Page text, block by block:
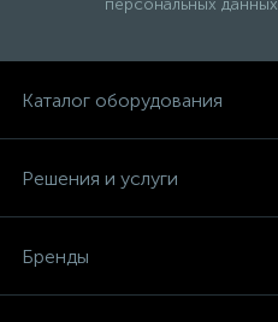
персональных данных
Каталог оборудования
Решения и услуги
Бренды